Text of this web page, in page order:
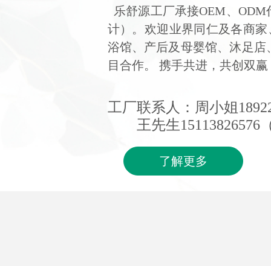
乐舒源工厂承接OEM、 ODM
计）。欢迎业界同仁及各商
浴馆、产后及母婴馆、沐足
目合作。 携手共进，共创双赢
工厂联系人：周小姐
王先生15113826576
了解更多